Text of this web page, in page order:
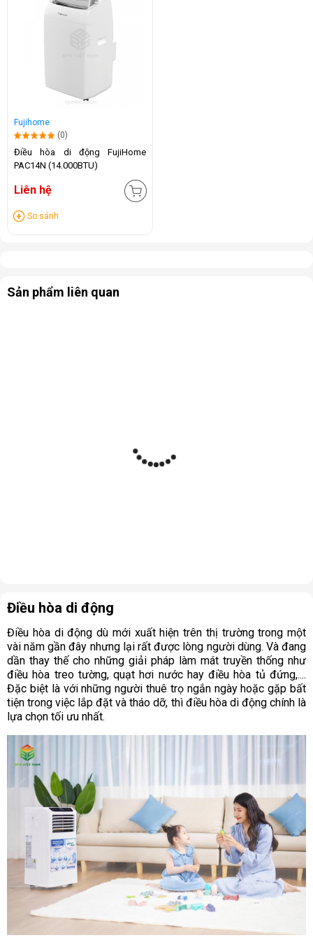
Fujihome
(0)
Điều hòa di động FujiHome
PAC14N (14.000BTU)
Liên hệ
So sánh
Sản phẩm liên quan
Điều hòa di động
Điều hòa di động dù mới xuất hiện trên thị trường trong một
vài năm gần đây nhưng lại rất được lòng người dùng. Và đang
dần thay thế cho những giải pháp làm mát truyền thống như
điều hòa treo tường, quạt hơi nước hay điều hòa tủ đứng,....
Đặc biệt là với những người thuê trọ ngắn ngày hoặc gặp bất
tiện trong việc lắp đặt và tháo dỡ, thì điều hòa di động chính là
lựa chọn tối ưu nhất.